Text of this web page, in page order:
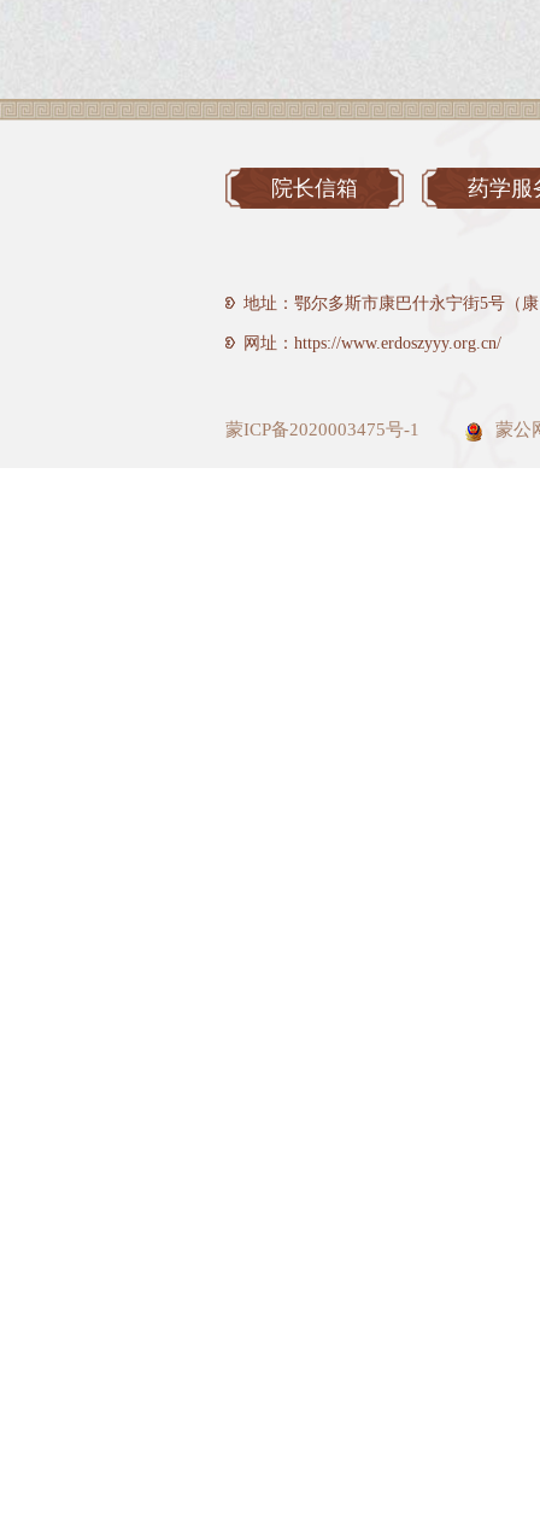
院长信箱 药学服
地址：鄂尔多斯市康巴什永宁街5号（
网址：https://www.erdoszyyy.org.cn/
蒙ICP备2020003475号-1 蒙公